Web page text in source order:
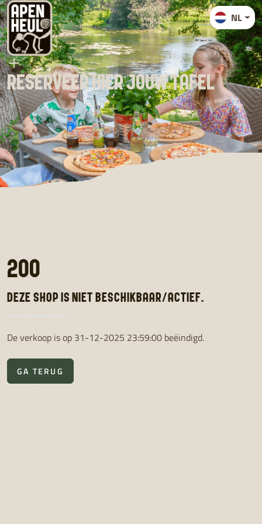
NL
Reserveer hier jouw tafel
200
DEZE SHOP IS NIET BESCHIKBAAR/ACTIEF.
De verkoop is op 31-12-2025 23:59:00 beëindigd.
GA TERUG